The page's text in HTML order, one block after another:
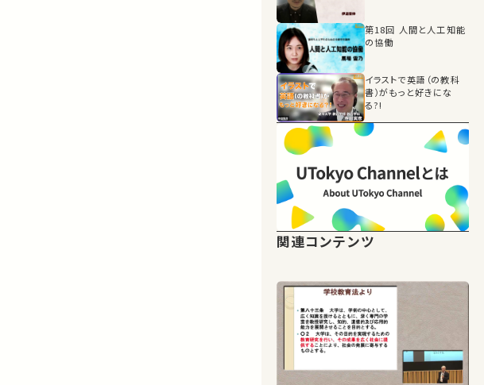
第18回 人間と人工知能
の協働
イラストで英語（の教科
書）がもっと好きにな
る?!
関連コンテンツ